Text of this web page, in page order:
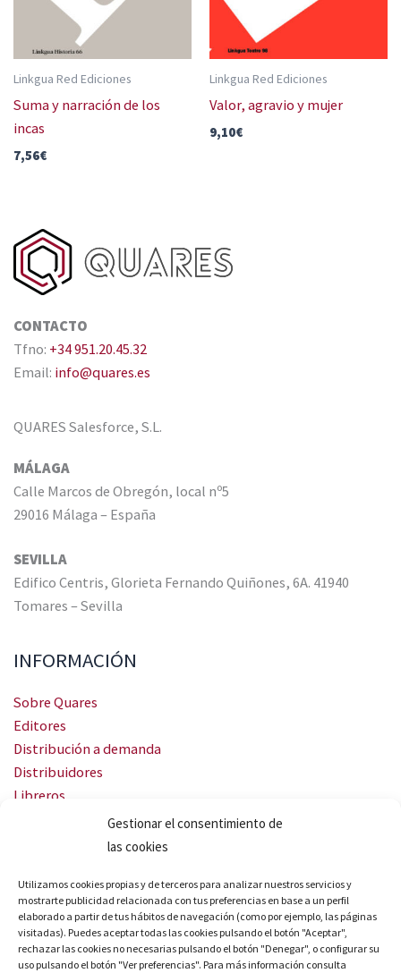
Gestionar el consentimiento de
las cookies
Utilizamos cookies propias y de terceros para analizar nuestros servicios y
mostrarte publicidad relacionada con tus preferencias en base a un perfil
elaborado a partir de tus hábitos de navegación (como por ejemplo, las páginas
visitadas). Puedes aceptar todas las cookies pulsando el botón "Aceptar",
rechazar las cookies no necesarias pulsando el botón "Denegar", o configurar su
uso pulsando el botón "Ver preferencias". Para más información consulta
Linkgua Red Ediciones
Suma y narración de los
incas
7,56€
Linkgua Red Ediciones
Valor, agravio y mujer
9,10€
CONTACTO
Tfno: +34 951.20.45.32
Email: info@quares.es
QUARES Salesforce, S.L.
MÁLAGA
Calle Marcos de Obregón, local nº5
29016 Málaga – España
SEVILLA
Edifico Centris, Glorieta Fernando Quiñones, 6A. 41940
Tomares – Sevilla
INFORMACIÓN
Sobre Quares
Editores
Distribución a demanda
Distribuidores
Libreros
Servicio Landingweb
Crea tu audiobook